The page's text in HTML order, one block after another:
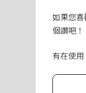
如果您
個讚吧！
有在使